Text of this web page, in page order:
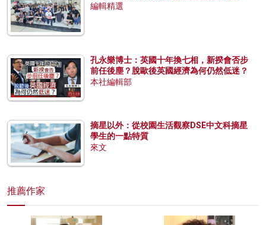
編輯精選
孔永樂博士：英國十年換七相，新揆會否步
前任後塵？脫歐後英國經濟為何仍然低迷？
本社編輯部
摘星以外：從校園生活觀察DSE中文科摘星
學生的一點特質
來文
推薦作家